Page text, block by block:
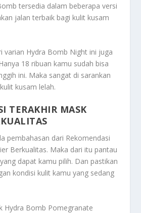
tersedia dalam beberapa versi
jalan terbaik bagi kulit kusam
varian Hydra Bomb Night ini juga
18 ribuan kamu sudah bisa
ini. Maka sangat di sarankan
kusam lelah.
TERAKHIR MASK
pembahasan dari Rekomendasi
Berkualitas. Maka dari itu pantau
dapat kamu pilih. Dan pastikan
kondisi kulit kamu yang sedang
Hydra Bomb Pomegranate